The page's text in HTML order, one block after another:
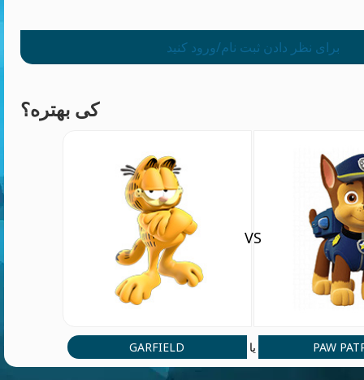
برای نظر دادن ثبت نام/ورود کنید
کی بهتره؟
GARFIELD
VS
یا PAW